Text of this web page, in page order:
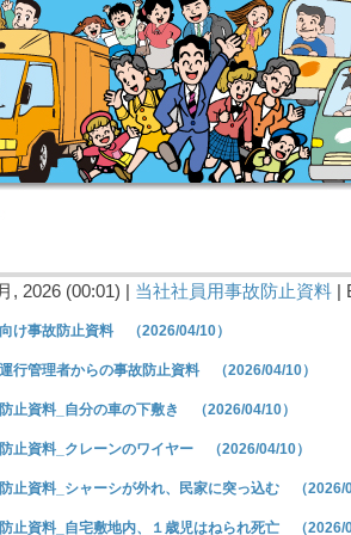
, 2026 (00:01) | 当社社員用事故防止資料 |
け事故防止資料 （2026/04/10）
行管理者からの事故防止資料 （2026/04/10）
止資料_自分の車の下敷き （2026/04/10）
止資料_クレーンのワイヤー （2026/04/10）
止資料_シャーシが外れ、民家に突っ込む （2026/
止資料_自宅敷地内、１歳児はねられ死亡 （2026/